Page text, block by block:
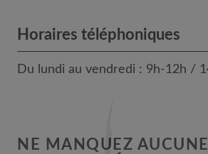
Horaires téléphoniques
Du lundi au vendredi : 9h-12h /
NE MANQUEZ AUCUNE